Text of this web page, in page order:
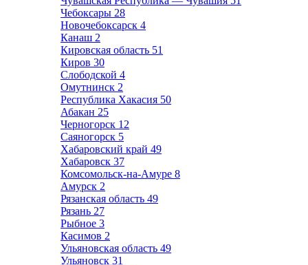
Чебоксары 28
Новочебоксарск 4
Канаш 2
Кировская область 51
Киров 30
Слободской 4
Омутнинск 2
Республика Хакасия 50
Абакан 25
Черногорск 12
Саяногорск 5
Хабаровский край 49
Хабаровск 37
Комсомольск-на-Амуре 8
Амурск 2
Рязанская область 49
Рязань 27
Рыбное 3
Касимов 2
Ульяновская область 49
Ульяновск 31